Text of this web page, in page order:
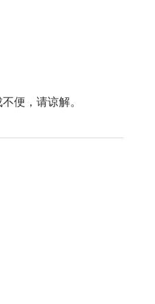
便，请谅解。